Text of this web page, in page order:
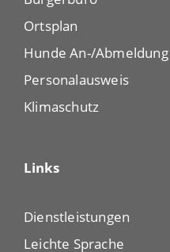
Ortsplan
Hunde An-/Abmeldung
Personalausweis
Klimaschutz
Links
Dienstleistungen
Leichte Sprache